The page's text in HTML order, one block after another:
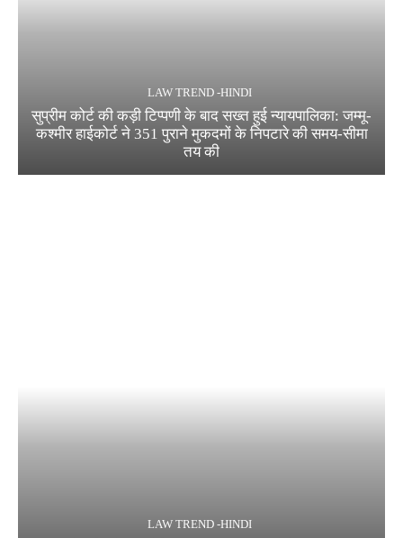
LAW TREND -HINDI
सुप्रीम कोर्ट की कड़ी टिप्पणी के बाद सख्त हुई न्यायपालिका: जम्मू-
कश्मीर हाईकोर्ट ने 351 पुराने मुकदमों के निपटारे की समय-सीमा
तय की
LAW TREND -HINDI